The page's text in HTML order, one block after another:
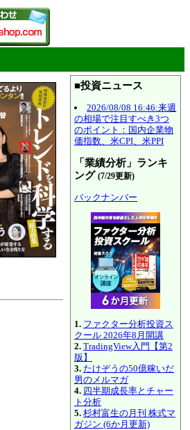
■投資ニュース
2026/08/08 16:46:来週
の相場で注目すべき3つ
のポイント：国内企業物
価指数、米CPI、米PPI
「業績分析」ランキ
ング (7/29更新)
バックナンバー
1. ファクター分析投資ス
クール 2026年8月開講
2. TradingView入門【第2
版】
3. たけぞうの50億稼いだ
男のメルマガ
4. 四半期成長率とチャー
ト分析
5. 杉村富生の月刊 株式マ
ガジン (6か月更新)